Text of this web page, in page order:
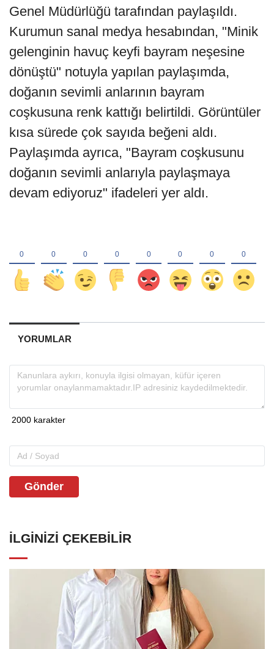
Genel Müdürlüğü tarafından paylaşıldı.
Kurumun sanal medya hesabından, "Minik
gelenginin havuç keyfi bayram neşesine
dönüştü" notuyla yapılan paylaşımda,
doğanın sevimli anlarının bayram
coşkusuna renk kattığı belirtildi. Görüntüler
kısa sürede çok sayıda beğeni aldı.
Paylaşımda ayrıca, "Bayram coşkusunu
doğanın sevimli anlarıyla paylaşmaya
devam ediyoruz" ifadeleri yer aldı.
YORUMLAR
Gönder
İLGINIZI ÇEKEBILIR